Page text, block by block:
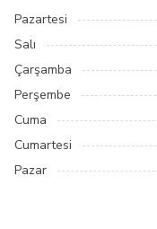
Pazartesi
Salı
Çarşamba
Perşembe
Cuma
Cumartesi
Pazar